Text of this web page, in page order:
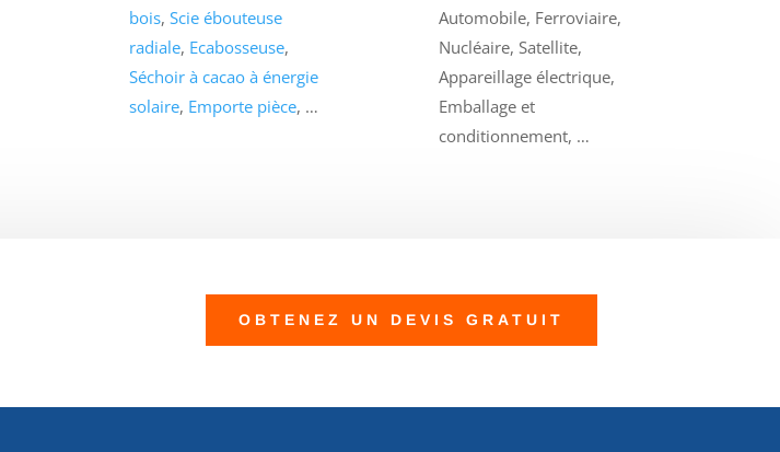
bois, Scie ébouteuse
radiale, Ecabosseuse,
Séchoir à cacao à énergie
solaire, Emporte pièce, …
Automobile, Ferroviaire,
Nucléaire, Satellite,
Appareillage électrique,
Emballage et
conditionnement, …
OBTENEZ UN DEVIS GRATUIT